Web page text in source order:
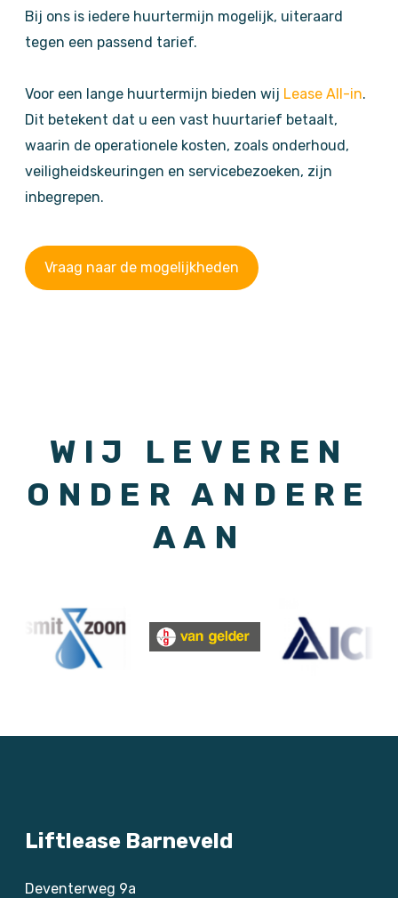
Bij ons is iedere huurtermijn mogelijk, uiteraard
tegen een passend tarief.
Voor een lange huurtermijn bieden wij Lease All-in.
Dit betekent dat u een vast huurtarief betaalt,
waarin de operationele kosten, zoals onderhoud,
veiligheidskeuringen en servicebezoeken, zijn
inbegrepen.
Vraag naar de mogelijkheden
WIJ LEVEREN
ONDER ANDERE
AAN
Liftlease Barneveld
Deventerweg 9a